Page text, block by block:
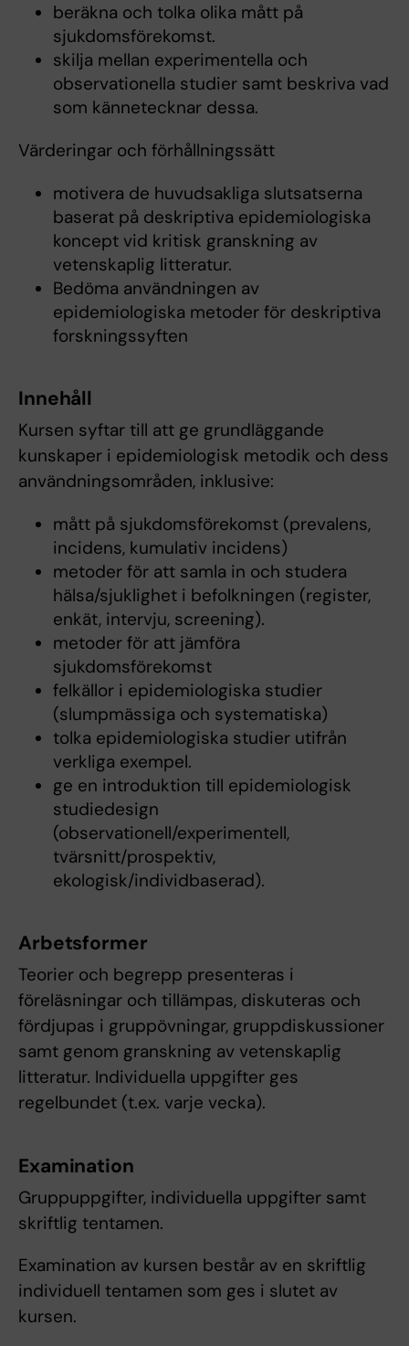
beräkna och tolka olika mått på
sjukdomsförekomst.
skilja mellan experimentella och
observationella studier samt beskriva vad
som kännetecknar dessa.
Värderingar och förhållningssätt
motivera de huvudsakliga slutsatserna
baserat på deskriptiva epidemiologiska
koncept vid kritisk granskning av
vetenskaplig litteratur.
Bedöma användningen av
epidemiologiska metoder för deskriptiva
forskningssyften
Innehåll
Kursen syftar till att ge grundläggande
kunskaper i epidemiologisk metodik och dess
användningsområden, inklusive:
mått på sjukdomsförekomst (prevalens,
incidens, kumulativ incidens)
metoder för att samla in och studera
hälsa/sjuklighet i befolkningen (register,
enkät, intervju, screening).
metoder för att jämföra
sjukdomsförekomst
felkällor i epidemiologiska studier
(slumpmässiga och systematiska)
tolka epidemiologiska studier utifrån
verkliga exempel.
ge en introduktion till epidemiologisk
studiedesign
(observationell/experimentell,
tvärsnitt/prospektiv,
ekologisk/individbaserad).
Arbetsformer
Teorier och begrepp presenteras i
föreläsningar och tillämpas, diskuteras och
fördjupas i gruppövningar, gruppdiskussioner
samt genom granskning av vetenskaplig
litteratur. Individuella uppgifter ges
regelbundet (t.ex. varje vecka).
Examination
Gruppuppgifter, individuella uppgifter samt
skriftlig tentamen.
Examination av kursen består av en skriftlig
individuell tentamen som ges i slutet av
kursen.